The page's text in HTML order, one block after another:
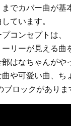
までカバー曲が
ています。
コンセプトは
リーが見える曲
部はなちゃんが
や可愛い曲、
ロックがありま